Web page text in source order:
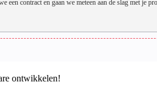
een contract en gaan we meteen aan de slag met je
ontwikkelen!